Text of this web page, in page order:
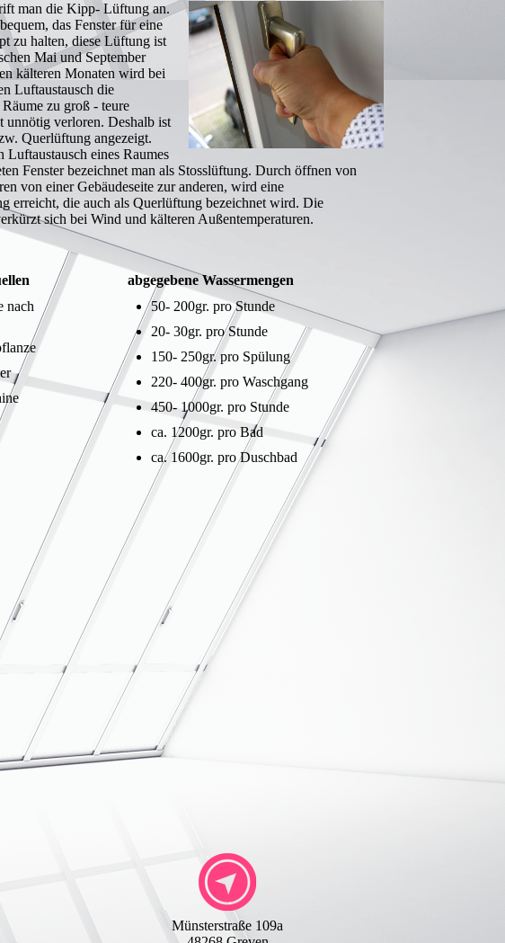
man die Kipp- Lüftung an.
das Fenster für eine
zu halten, diese Lüftung ist
Mai und September
kälteren Monaten wird bei
Luftaustausch die
zu groß - teure
unnötig verloren. Deshalb ist
Querlüftung angezeigt.
Luftaustausch eines Raumes
Fenster bezeichnet man als Stosslüftung. Durch öffnen von
von einer Gebäudeseite zur anderen, wird eine
erreicht, die auch als Querlüftung bezeichnet wird. Die
sich bei Wind und kälteren Außentemperaturen.
nach
abgegebene Wassermengen
50- 200gr. pro Stunde
20- 30gr. pro Stunde
150- 250gr. pro Spülung
220- 400gr. pro Waschgang
450- 1000gr. pro Stunde
ca. 1200gr. pro Bad
ca. 1600gr. pro Duschbad
Münsterstraße 109a